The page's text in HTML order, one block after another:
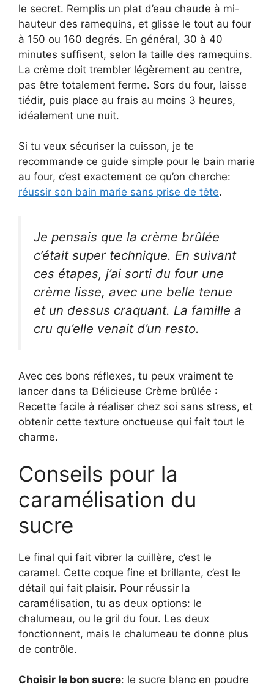
le secret. Remplis un plat d’eau chaude à mi-
hauteur des ramequins, et glisse le tout au four
à 150 ou 160 degrés. En général, 30 à 40
minutes suffisent, selon la taille des ramequins.
La crème doit trembler légèrement au centre,
pas être totalement ferme. Sors du four, laisse
tiédir, puis place au frais au moins 3 heures,
idéalement une nuit.
Si tu veux sécuriser la cuisson, je te
recommande ce guide simple pour le bain marie
au four, c’est exactement ce qu’on cherche:
réussir son bain marie sans prise de tête.
Je pensais que la crème brûlée
c’était super technique. En suivant
ces étapes, j’ai sorti du four une
crème lisse, avec une belle tenue
et un dessus craquant. La famille a
cru qu’elle venait d’un resto.
Avec ces bons réflexes, tu peux vraiment te
lancer dans ta Délicieuse Crème brûlée :
Recette facile à réaliser chez soi sans stress, et
obtenir cette texture onctueuse qui fait tout le
charme.
Conseils pour la
caramélisation du
sucre
Le final qui fait vibrer la cuillère, c’est le
caramel. Cette coque fine et brillante, c’est le
détail qui fait plaisir. Pour réussir la
caramélisation, tu as deux options: le
chalumeau, ou le gril du four. Les deux
fonctionnent, mais le chalumeau te donne plus
de contrôle.
Choisir le bon sucre: le sucre blanc en poudre